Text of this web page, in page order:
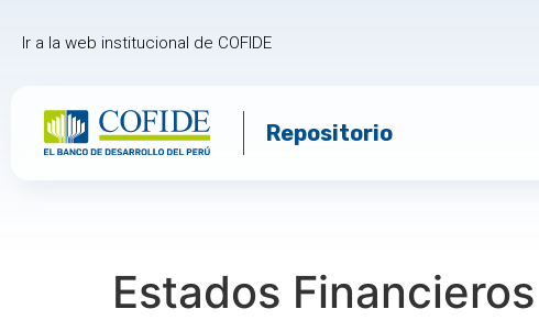
Ir a la web institucional de COFIDE
Repositorio
Estados